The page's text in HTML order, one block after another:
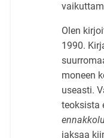
Olen
1990.
moneen
useasti.
teoksista
jaksaa